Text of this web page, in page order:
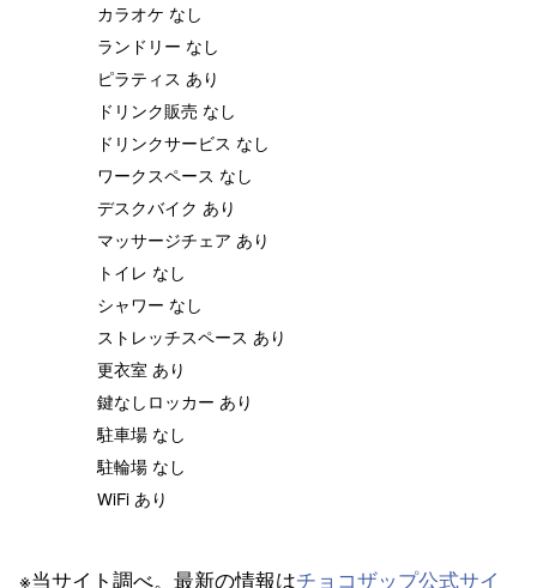
カラオケ なし
ランドリー なし
ピラティス あり
ドリンク販売 なし
ドリンクサービス なし
ワークスペース なし
デスクバイク あり
マッサージチェア あり
トイレ なし
シャワー なし
ストレッチスペース あり
更衣室 あり
鍵なしロッカー あり
駐車場 なし
駐輪場 なし
WiFi あり
※当サイト調べ。最新の情報はチョコザップ公式サイ